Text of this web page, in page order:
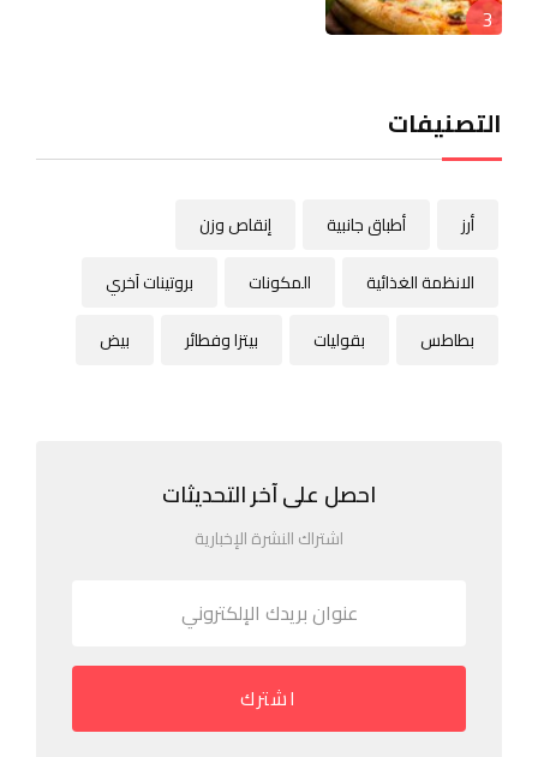
3
التصنيفات
أطباق جانبية
إنقاص وزن
الانظمة الغذائية
المكونات
بروتينات آخري
بطاطس
بقوليات بيتزا وفطائر بيض
احصل على آخر التحديثات
اشتراك النشرة الإخبارية
اشترك